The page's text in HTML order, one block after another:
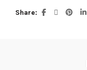
Share